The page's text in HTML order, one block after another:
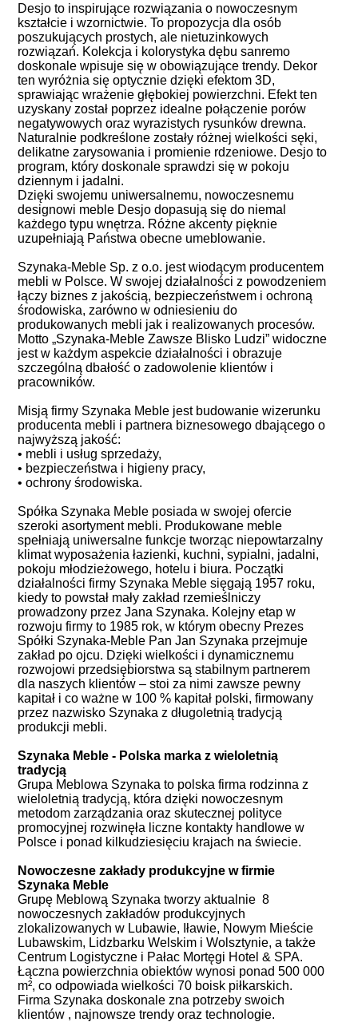
Desjo to inspirujące rozwiązania o nowoczesnym
kształcie i wzornictwie. To propozycja dla osób
poszukujących prostych, ale nietuzinkowych
rozwiązań. Kolekcja i kolorystyka dębu sanremo
doskonale wpisuje się w obowiązujące trendy. Dekor
ten wyróżnia się optycznie dzięki efektom 3D,
sprawiając wrażenie głębokiej powierzchni. Efekt ten
uzyskany został poprzez idealne połączenie porów
negatywowych oraz wyrazistych rysunków drewna.
Naturalnie podkreślone zostały różnej wielkości sęki,
delikatne zarysowania i promienie rdzeniowe. Desjo to
program, który doskonale sprawdzi się w pokoju
dziennym i jadalni.
Dzięki swojemu uniwersalnemu, nowoczesnemu
designowi meble Desjo dopasują się do niemal
każdego typu wnętrza. Różne akcenty pięknie
uzupełniają Państwa obecne umeblowanie.
Szynaka-Meble Sp. z o.o. jest wiodącym producentem
mebli w Polsce. W swojej działalności z powodzeniem
łączy biznes z jakością, bezpieczeństwem i ochroną
środowiska, zarówno w odniesieniu do
produkowanych mebli jak i realizowanych procesów.
Motto „Szynaka-Meble Zawsze Blisko Ludzi” widoczne
jest w każdym aspekcie działalności i obrazuje
szczególną dbałość o zadowolenie klientów i
pracowników.
Misją firmy Szynaka Meble jest budowanie wizerunku
producenta mebli i partnera biznesowego dbającego o
najwyższą jakość:
• mebli i usług sprzedaży,
• bezpieczeństwa i higieny pracy,
• ochrony środowiska.
Spółka Szynaka Meble posiada w swojej ofercie
szeroki asortyment mebli. Produkowane meble
spełniają uniwersalne funkcje tworząc niepowtarzalny
klimat wyposażenia łazienki, kuchni, sypialni, jadalni,
pokoju młodzieżowego, hotelu i biura. Początki
działalności firmy Szynaka Meble sięgają 1957 roku,
kiedy to powstał mały zakład rzemieślniczy
prowadzony przez Jana Szynaka. Kolejny etap w
rozwoju firmy to 1985 rok, w którym obecny Prezes
Spółki Szynaka-Meble Pan Jan Szynaka przejmuje
zakład po ojcu. Dzięki wielkości i dynamicznemu
rozwojowi przedsiębiorstwa są stabilnym partnerem
dla naszych klientów – stoi za nimi zawsze pewny
kapitał i co ważne w 100 % kapitał polski, firmowany
przez nazwisko Szynaka z długoletnią tradycją
produkcji mebli.
Szynaka Meble - Polska marka z wieloletnią
tradycją
Grupa Meblowa Szynaka to polska firma rodzinna z
wieloletnią tradycją, która dzięki nowoczesnym
metodom zarządzania oraz skutecznej polityce
promocyjnej rozwinęła liczne kontakty handlowe w
Polsce i ponad kilkudziesięciu krajach na świecie.
Nowoczesne zakłady produkcyjne w firmie
Szynaka Meble
Grupę Meblową Szynaka tworzy aktualnie 8
nowoczesnych zakładów produkcyjnych
zlokalizowanych w Lubawie, Iławie, Nowym Mieście
Lubawskim, Lidzbarku Welskim i Wolsztynie, a także
Centrum Logistyczne i Pałac Mortęgi Hotel & SPA.
Łączna powierzchnia obiektów wynosi ponad 500 000
m², co odpowiada wielkości 70 boisk piłkarskich.
Firma Szynaka doskonale zna potrzeby swoich
klientów , najnowsze trendy oraz technologie.